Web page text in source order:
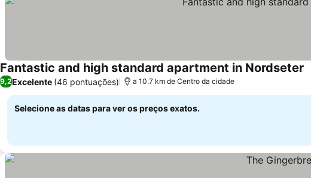
Fantastic and high standard apartment in Nordseter
9,2Excelente (46 pontuações) a 10.7 km de Centro da cidade
Selecione as datas para ver os preços exatos.